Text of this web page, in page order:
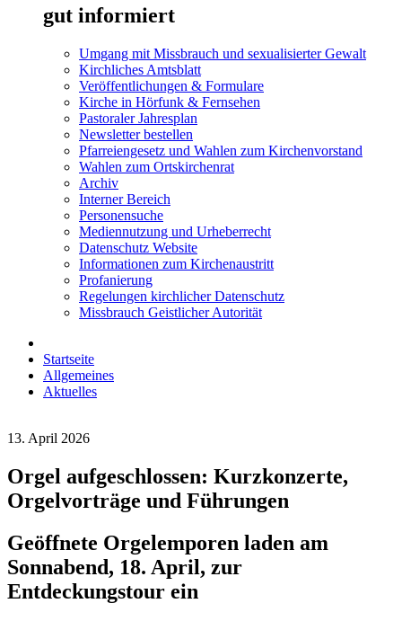
gut informiert
Umgang mit Missbrauch und sexualisierter Gewalt
Kirchliches Amtsblatt
Veröffentlichungen & Formulare
Kirche in Hörfunk & Fernsehen
Pastoraler Jahresplan
Newsletter bestellen
Pfarreiengesetz und Wahlen zum Kirchenvorstand
Wahlen zum Ortskirchenrat
Archiv
Interner Bereich
Personensuche
Mediennutzung und Urheberrecht
Datenschutz Website
Informationen zum Kirchenaustritt
Profanierung
Regelungen kirchlicher Datenschutz
Missbrauch Geistlicher Autorität
Startseite
Allgemeines
Aktuelles
13. April 2026
Orgel aufgeschlossen: Kurzkonzerte,
Orgelvorträge und Führungen
Geöffnete Orgelemporen laden am
Sonnabend, 18. April, zur
Entdeckungstour ein